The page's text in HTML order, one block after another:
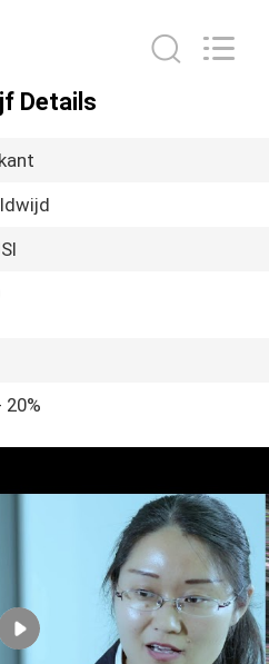
Details
20%